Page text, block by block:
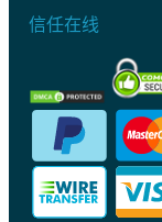
信任在线